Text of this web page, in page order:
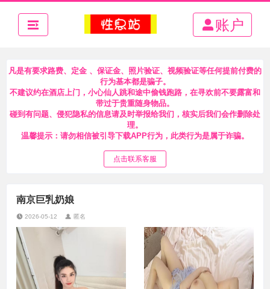
账户
凡是有要求路费、定金 、保证金、照片验证、视频验证等任何提前付费的
行为基本都是骗子。
不建议约在酒店上门，小心仙人跳和途中偷钱跑路，在寻欢前不要露富和
带过于贵重随身物品。
碰到有问题、侵犯隐私的信息请及时举报给我们，核实后我们会作删除处
理。
温馨提示：请勿相信被引导下载APP行为，此类行为是属于诈骗。
点击联系客服
南京巨乳奶娘
2026-05-12 匿名